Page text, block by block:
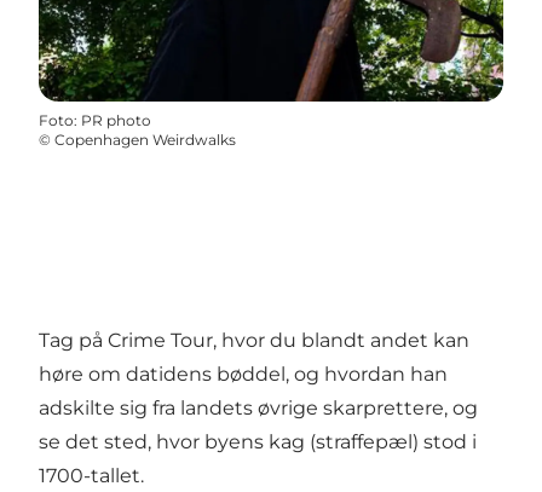
Foto: PR photo
© Copenhagen Weirdwalks
Tag på Crime Tour, hvor du blandt andet kan
høre om datidens bøddel, og hvordan han
adskilte sig fra landets øvrige skarprettere, og
se det sted, hvor byens kag (straffepæl) stod i
1700-tallet.